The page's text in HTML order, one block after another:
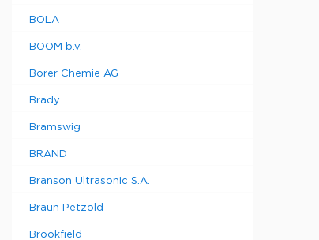
BOLA
BOOM b.v.
Borer Chemie AG
Brady
Bramswig
BRAND
Branson Ultrasonic S.A.
Braun Petzold
Brookfield